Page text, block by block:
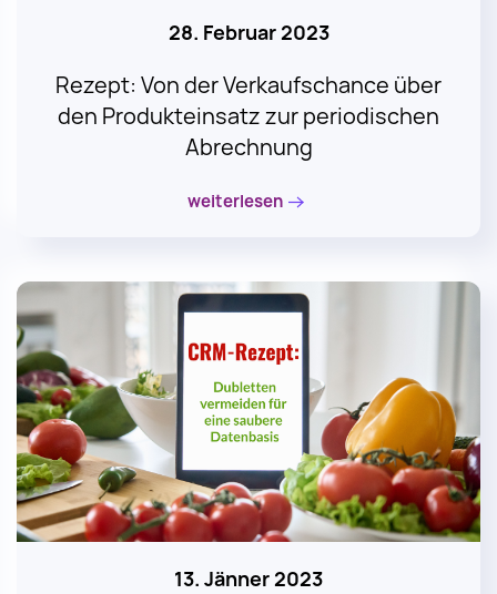
28. Februar 2023
Rezept: Von der Verkaufschance über
den Produkteinsatz zur periodischen
Abrechnung
weiterlesen
13. Jänner 2023